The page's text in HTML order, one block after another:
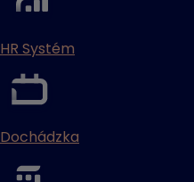
HR Systém
Dochádzka